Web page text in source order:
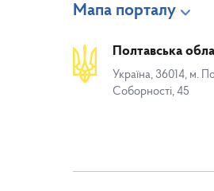
Мапа порталу
Полтавська
Україна, 36014, м.
Соборності, 45